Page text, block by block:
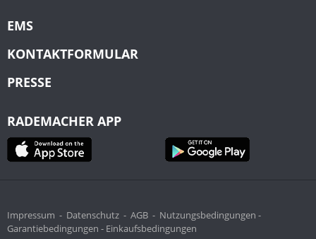
EMS
KONTAKTFORMULAR
PRESSE
RADEMACHER APP
Impressum - Datenschutz - AGB - Nutzungsbedingungen -
Garantiebedingungen - Einkaufsbedingungen